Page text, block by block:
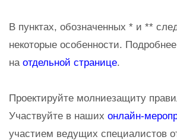
В пунктах, обозначенных * и **
некоторые особенности.
на отдельной странице.
Проектируйте молниезащиту
Участвуйте в наших онлайн-
участием ведущих специалистов